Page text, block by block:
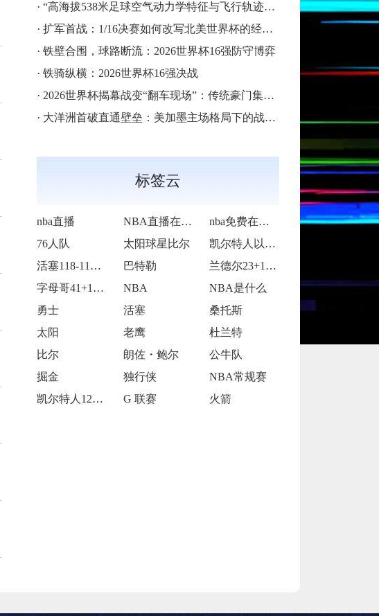
· “高海拔538米足球空气动力学特征与飞行轨迹调控机制——以2026世界杯BBVA球场为实证场景”
· 扩军首战：1/16决赛如何改写北美世界杯的经济版图
· 铁壁合围，球路断流：2026世界杯16强防守博弈
· 铁骑纵横：2026世界杯16强决战
· 2026世界杯揭幕战变“翻车现场”：传统豪门集体遇险
· 大洋洲首破直通壁垒：美加墨主场格局下的战术体系重构
标签云
nba直播 NBA直播在线观看
nba免费在线高清直播
76人队
太阳球星比尔
凯尔特人以92-105不敌雷霆
活塞118-115逆转险胜开拓者
巴特勒
兰德尔23+10爱德华兹19中5 森林狼
字母哥41+14班凯罗复出34+7 雄鹿
NBA
NBA是什么
勇士
活塞
桑托斯
太阳
老鹰
杜兰特
比尔
朗佐・鲍尔
公牛队
掘金
独行侠
NBA常规赛
凯尔特人120-119险胜鹈鹕
G 联赛 火箭